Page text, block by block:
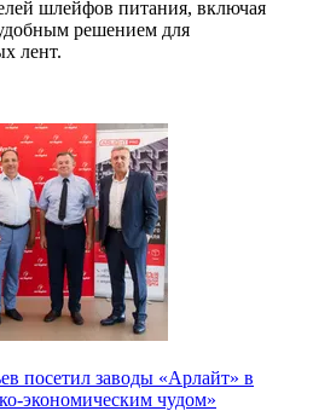
шлейфов питания, включая
решением для
лент.
посетил заводы «Арлайт» в
экономическим чудом»